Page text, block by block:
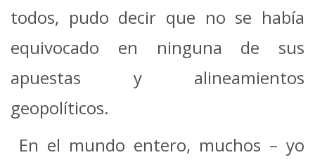
todos, pudo decir que no se había
equivocado en ninguna de sus
apuestas y alineamientos
geopolíticos.
En el mundo entero, muchos – yo